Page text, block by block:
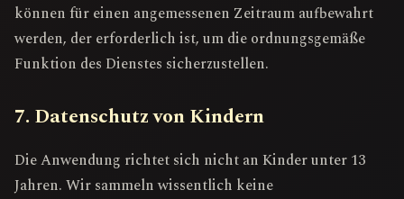
können für einen angemessenen Zeitraum aufbewahrt
werden, der erforderlich ist, um die ordnungsgemäße
Funktion des Dienstes sicherzustellen.
7. Datenschutz von Kindern
Die Anwendung richtet sich nicht an Kinder unter 13
Jahren. Wir sammeln wissentlich keine